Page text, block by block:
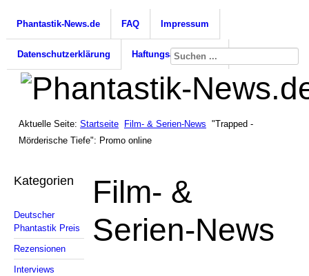
Phantastik-News.de FAQ Impressum
Datenschutzerklärung Haftungsausschluss
Aktuelle Seite: Startseite Film- & Serien-News "Trapped -
Mörderische Tiefe": Promo online
Kategorien
Deutscher
Phantastik Preis
Rezensionen
Interviews
Film- &
Serien-News